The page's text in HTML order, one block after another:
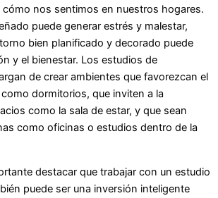
nos sentimos en nuestros hogares.
puede generar estrés y malestar,
bien planificado y decorado puede
y el bienestar. Los estudios de
de crear ambientes que favorezcan el
dormitorios, que inviten a la
como la sala de estar, y que sean
como oficinas o estudios dentro de la
destacar que trabajar con un estudio
puede ser una inversión inteligente